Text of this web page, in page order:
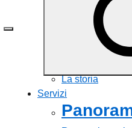
Le persone
I numeri della
Le carte della
La storia
Servizi